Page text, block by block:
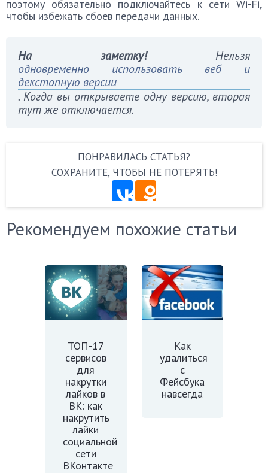
поэтому обязательно подключайтесь к сети Wi-Fi,
чтобы избежать сбоев передачи данных.
На заметку!Нельзя
одновременно использовать веб и
декстопную версии
. Когда вы открываете одну версию, вторая
тут же отключается.
ПОНРАВИЛАСЬ СТАТЬЯ?
СОХРАНИТЕ, ЧТОБЫ НЕ ПОТЕРЯТЬ!
Рекомендуем похожие статьи
ТОП-17
сервисов
для
накрутки
лайков в
ВК: как
накрутить
лайки
социальной
сети
ВКонтакте
Как
удалиться
с
Фейсбука
навсегда